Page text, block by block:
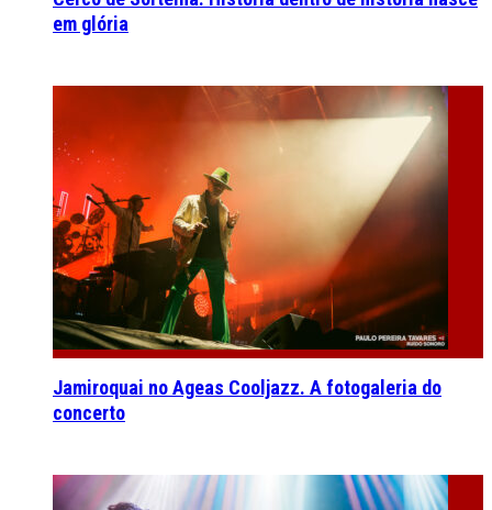
em glória
Jamiroquai no Ageas Cooljazz. A fotogaleria do
concerto